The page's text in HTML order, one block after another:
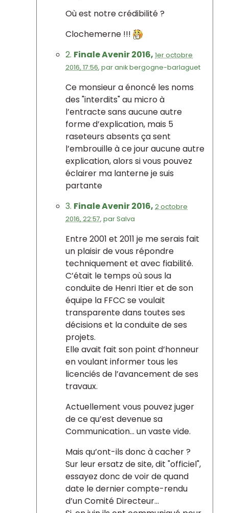
Où est notre crédibilité ?
Clochemerne !!!
2. Finale Avenir 2016, 1er octobre
2016, 17:56, paranik bergogne-barlaguet
Ce monsieur a énoncé les noms
des "interdits" au micro à
l’entracte sans aucune autre
forme d’explication, mais 5
raseteurs absents ça sent
l’embrouille à ce jour aucune autre
explication, alors si vous pouvez
éclairer ma lanterne je suis
partante
3. Finale Avenir 2016, 2 octobre
2016, 22:57, parSalva
Entre 2001 et 2011 je me serais fait
un plaisir de vous répondre
techniquement et avec fiabilité.
C’était le temps où sous la
conduite de Henri Itier et de son
équipe la FFCC se voulait
transparente dans toutes ses
décisions et la conduite de ses
projets.
Elle avait fait son point d’honneur
en voulant informer tous les
licenciés de l’avancement de ses
travaux.
Actuellement vous pouvez juger
de ce qu’est devenue sa
Communication... un vaste vide.
Mais qu’ont-ils donc à cacher ?
Sur leur ersatz de site, dit "officiel",
essayez donc de voir de quand
date le dernier compte-rendu
d’un Comité Directeur...